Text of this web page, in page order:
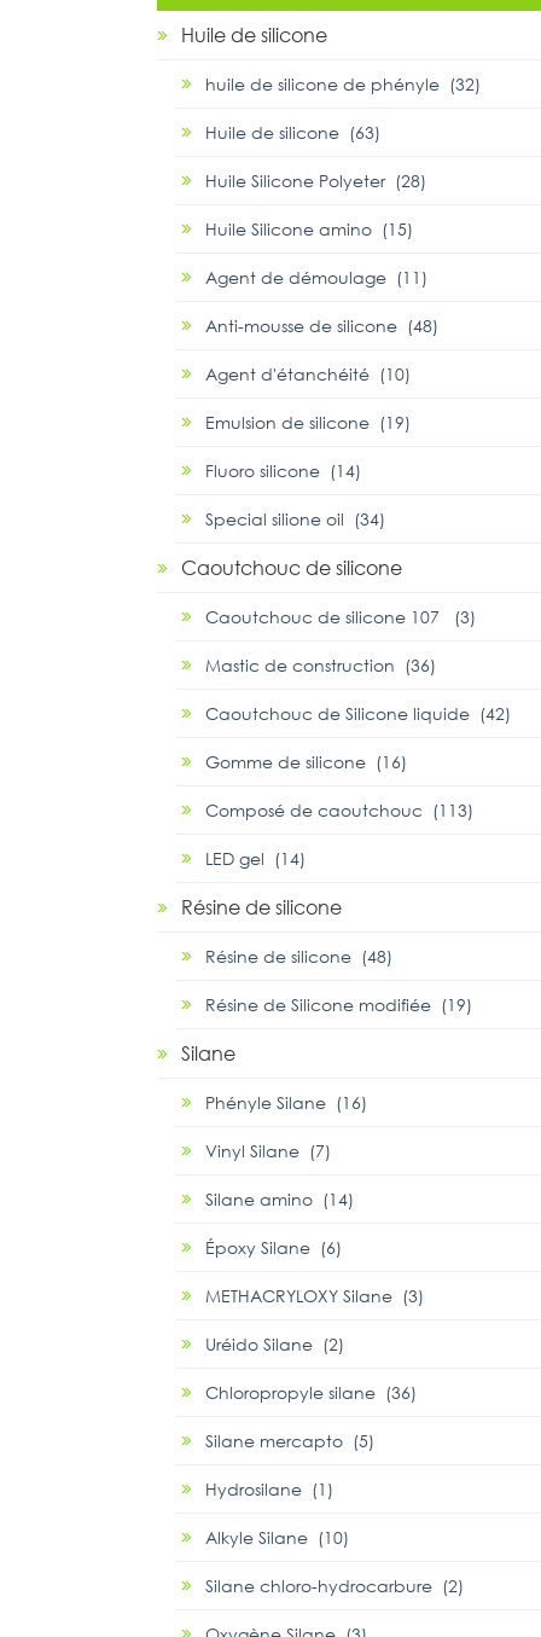
Huile de silicone
huile de silicone de phényle (32)
Huile de silicone (63)
Huile Silicone Polyeter (28)
Huile Silicone amino (15)
Agent de démoulage (11)
Anti-mousse de silicone (48)
Agent d'étanchéité (10)
Emulsion de silicone (19)
Fluoro silicone (14)
Special silione oil (34)
Caoutchouc de silicone
Caoutchouc de silicone 107 (3)
Mastic de construction (36)
Caoutchouc de Silicone liquide (42)
Gomme de silicone (16)
Composé de caoutchouc (113)
LED gel (14)
Résine de silicone
Résine de silicone (48)
Résine de Silicone modifiée (19)
Silane
Phényle Silane (16)
Vinyl Silane (7)
Silane amino (14)
Époxy Silane (6)
METHACRYLOXY Silane (3)
Uréido Silane (2)
Chloropropyle silane (36)
Silane mercapto (5)
Hydrosilane (1)
Alkyle Silane (10)
Silane chloro-hydrocarbure (2)